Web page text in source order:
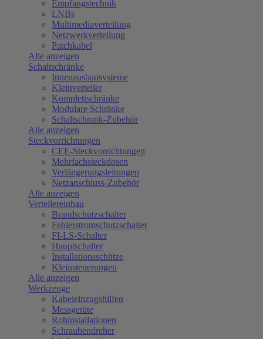
Empfangstechnik
LNBs
Multimediaverteilung
Netzwerkverteilung
Patchkabel
Alle anzeigen
Schaltschränke
Innenausbausysteme
Kleinverteiler
Komplettschränke
Modulare Schränke
Schaltschrank-Zubehör
Alle anzeigen
Steckvorrichtungen
CEE-Steckvorrichtungen
Mehrfachsteckdosen
Verlängerungsleitungen
Netzanschluss-Zubehör
Alle anzeigen
Verteilereinbau
Brandschutzschalter
Fehlerstromschutzschalter
FI-LS-Schalter
Hauptschalter
Installationsschütze
Kleinsteuerungen
Alle anzeigen
Werkzeuge
Kabeleinzugshilfen
Messgeräte
Rohinstallationen
Schraubendreher